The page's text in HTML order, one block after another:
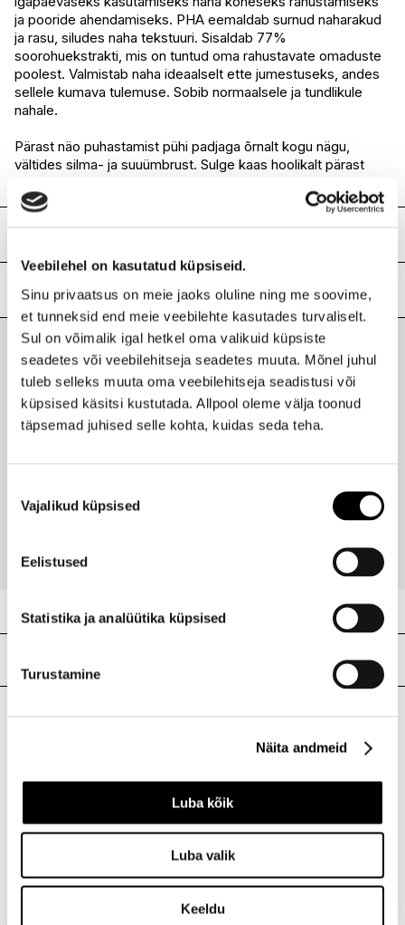
Veebilehel on kasutatud küpsiseid.
Sinu privaatsus on meie jaoks oluline ning me soovime,
et tunneksid end meie veebilehte kasutades turvaliselt.
Sul on võimalik igal hetkel oma valikuid küpsiste
seadetes või veebilehitseja seadetes muuta. Mõnel juhul
tuleb selleks muuta oma veebilehitseja seadistusi või
küpsised käsitsi kustutada. Allpool oleme välja toonud
täpsemad juhised selle kohta, kuidas seda teha.
valik
Vajalikud küpsised
Eelistused
Statistika ja analüütika küpsised
Turustamine
Näita andmeid
Luba kõik
Luba valik
Keeldu
I.L.U. Lõunakeskus
Ei ole saadaval
I.L.U. Pärnu
Ei ole saadaval
ja pooride ahendamiseks. PHA eemaldab surnud naharakud
ja rasu, siludes naha tekstuuri. Sisaldab 77%
soorohuekstrakti, mis on tuntud oma rahustavate omaduste
poolest. Valmistab naha ideaalselt ette jumestuseks, andes
sellele kumava tulemuse. Sobib normaalsele ja tundlikule
nahale.
Pärast näo puhastamist pühi padjaga õrnalt kogu nägu,
vältides silma- ja suuümbrust. Sulge kaas hoolikalt pärast
Aqua(Water), Propanediol, Gluconolactone, Tromethamine,
Butylene Glycol, 1,2-Hexanediol, Houttuynia Cordata Extract,
Sodium Phytate, Betaine, Ammonium
Acryloyldimethyltaurate/VP Copolymer, Pinus Palustris Leaf
Extract, Ulmus Davidiana Root Extract, Oenothera Biennis
(Evening Primrose) Flower Extract, Pueraria Lobata Root
Extract, Coix Lacryma-Jobi Ma-yuen Seed Extract, Camellia
Sinensis Leaf Extract, Centella Asiatica Extract, Portulaca
Oleracea Extract, Madecassoside, Asiatic Acid,
Asiaticoside, Madecassic Acid
Lisainfo
Laokood
H0204111
Ribakood
8809640734731
Viimati vaadatud tooted
Endla 45, Tallinn
Telefon 517 1040
I.L.U. Rocca al Mare
Rocca al Mare Kaubanduskeskus